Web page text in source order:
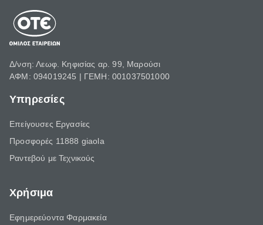
Δ/νση: Λεωφ. Κηφισίας αρ. 99, Μαρούσι
ΑΦΜ: 094019245 | ΓΕΜΗ: 001037501000
Υπηρεσίες
Επείγουσες Εργασίες
Προσφορές 11888 giaola
Ραντεβού με Τεχνικούς
Χρήσιμα
Εφημερεύοντα Φαρμακεία